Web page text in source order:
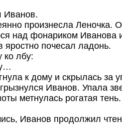
Иванов.
произнесла Леночка.
над фонариком Иванова
почесал ладонь.
ко лбу:
к дому и скрылась за
Иванов. Упала
метнулась рогатая
Иванов продолжил